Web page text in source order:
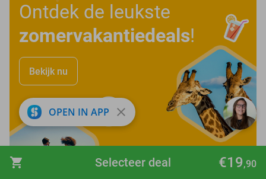
shopping_cart €19,90
Selecteer deal
Ontdek de leukste
zomervakantiedeals!
Bekijk nu
OPEN IN APP close